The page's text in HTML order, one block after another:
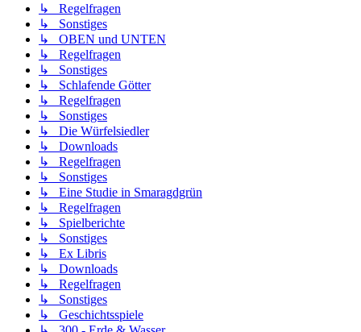
↳ Regelfragen
↳ Sonstiges
↳ OBEN und UNTEN
↳ Regelfragen
↳ Sonstiges
↳ Schlafende Götter
↳ Regelfragen
↳ Sonstiges
↳ Die Würfelsiedler
↳ Downloads
↳ Regelfragen
↳ Sonstiges
↳ Eine Studie in Smaragdgrün
↳ Regelfragen
↳ Spielberichte
↳ Sonstiges
↳ Ex Libris
↳ Downloads
↳ Regelfragen
↳ Sonstiges
↳ Geschichtsspiele